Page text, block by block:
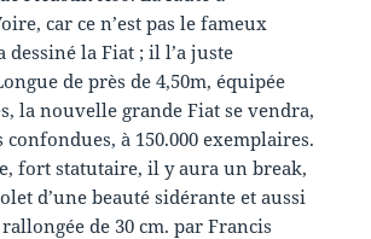
car ce n’est pas le fameux
dessiné la Fiat ; il l’a juste
de près de 4,50m, équipée
la nouvelle grande Fiat se vendra,
à 150.000 exemplaires.
fort statutaire, il y aura un break,
d’une beauté sidérante et aussi
de 30 cm. par Francis